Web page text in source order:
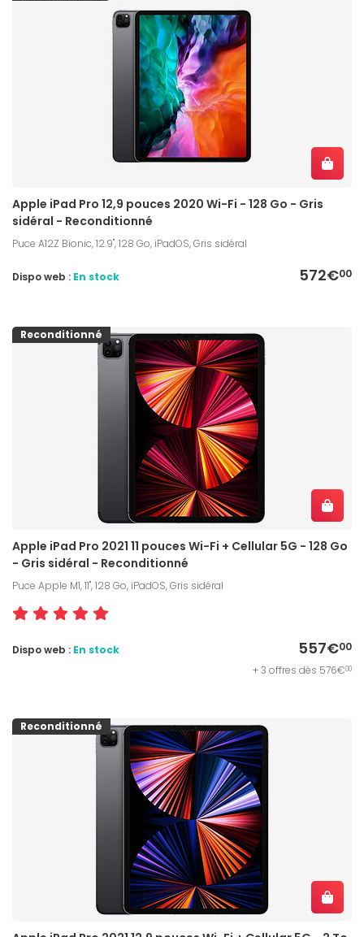
Apple iPad Pro 12,9 pouces 2020 Wi-Fi - 128 Go - Gris
sidéral - Reconditionné
Puce A12Z Bionic, 12.9", 128 Go, iPadOS, Gris sidéral
572€00
Dispo web : En stock
Reconditionné
Apple iPad Pro 2021 11 pouces Wi-Fi + Cellular 5G - 128 Go
- Gris sidéral - Reconditionné
Puce Apple M1, 11", 128 Go, iPadOS, Gris sidéral
557€00
Dispo web : En stock
+ 3 offres dès 576€00
Reconditionné